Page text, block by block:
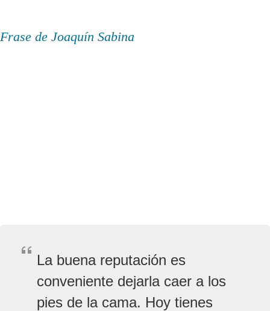
Frase de Joaquín Sabina
La buena reputación es
conveniente dejarla caer a los
pies de la cama. Hoy tienes